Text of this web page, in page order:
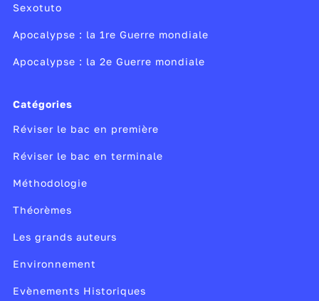
Sexotuto
Apocalypse : la 1re Guerre mondiale
Apocalypse : la 2e Guerre mondiale
Catégories
Réviser le bac en première
Réviser le bac en terminale
Méthodologie
Théorèmes
Les grands auteurs
Environnement
Evènements Historiques